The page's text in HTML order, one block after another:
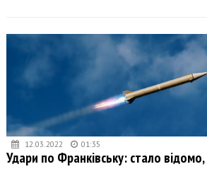
12.03.2022 01:35
Удари по Франківську: стало відомо,